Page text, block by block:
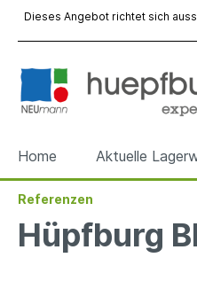
Dieses Angebot richtet sich
Home Aktuelle
Zur Kategorie
Zur Kategorie Spiel- &
Zur Kategorie
Zur Kategorie
Zur Kategorie Zubehör
Zur Kategorie
Referenzen
Hüpfburg